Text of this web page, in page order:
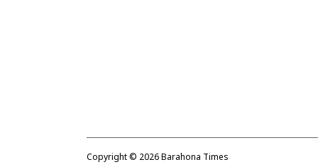
Copyright © 2026Barahona Times